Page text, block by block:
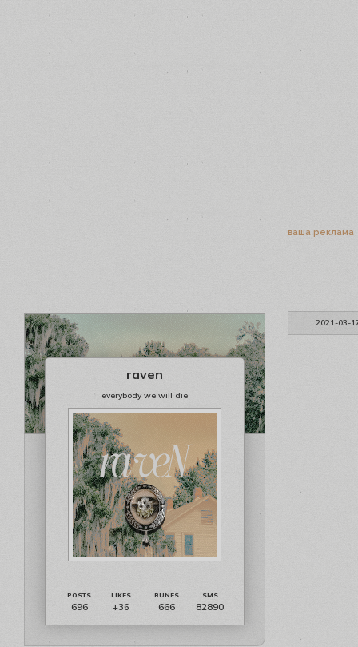
ваша реклама
2021-03-
raven
everybody we will die
696 +36 666 82890